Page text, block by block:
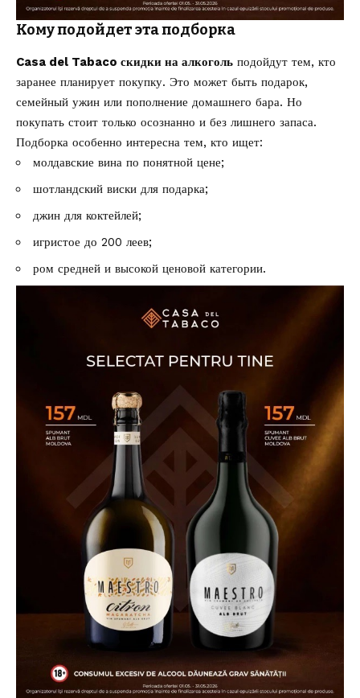
Кому подойдет эта подборка
Casa del Tabaco скидки на алкоголь подойдут тем, кто
заранее планирует покупку. Это может быть подарок,
семейный ужин или пополнение домашнего бара. Но
покупать стоит только осознанно и без лишнего запаса.
Подборка особенно интересна тем, кто ищет:
молдавские вина по понятной цене;
шотландский виски для подарка;
джин для коктейлей;
игристое до 200 леев;
ром средней и высокой ценовой категории.